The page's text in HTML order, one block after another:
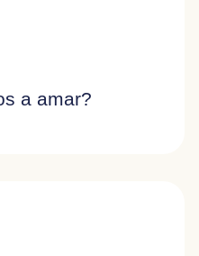
a amar?